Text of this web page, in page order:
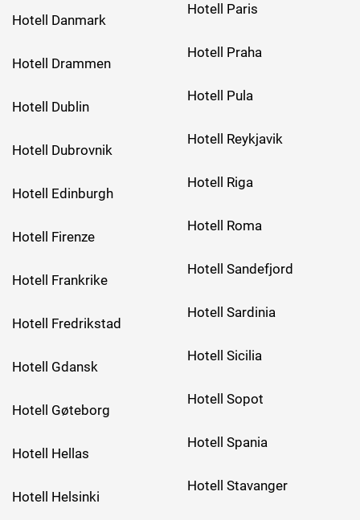
Hotell Danmark
Hotell Drammen
Hotell Dublin
Hotell Dubrovnik
Hotell Edinburgh
Hotell Firenze
Hotell Frankrike
Hotell Fredrikstad
Hotell Gdansk
Hotell Gøteborg
Hotell Hellas
Hotell Helsinki
Hotell Paris
Hotell Praha
Hotell Pula
Hotell Reykjavik
Hotell Riga
Hotell Roma
Hotell Sandefjord
Hotell Sardinia
Hotell Sicilia
Hotell Sopot
Hotell Spania
Hotell Stavanger